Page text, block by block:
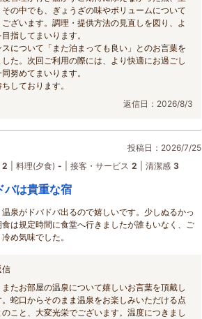
の中でも、ぎょうざの味やボリュームについて
ざいます。調理・提供方法の見直しを図り、よ
指してまいります。
について「また泊まっても良い」とのお言葉を
た。次回ご利用の際には、より快適にお過ごし
努めてまいります。
しております。
返信日：2026/8/3
投稿日：2026/7/25
2 料理(夕食) - 接客・サービス 2 清潔感 3
バは貴重な宿
泉がドバドバ出るので嬉しいです。少しぬるかっ
は規定時間に食堂へ行きましたが誰もいなく、ご
め気味でした。
信
たお部屋の温泉について嬉しいお言葉を頂戴し
蛇口からそのまま温泉をお楽しみいただける点
こと、大変光栄でございます。温度につきまし